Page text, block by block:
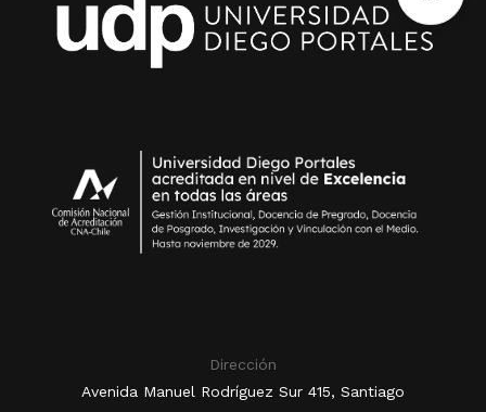
Dirección
Avenida Manuel Rodríguez Sur 415, Santiago